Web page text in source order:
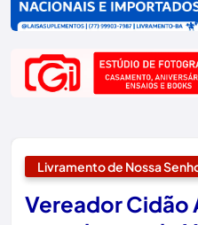
Livramento de Nossa
Vereador Cidão